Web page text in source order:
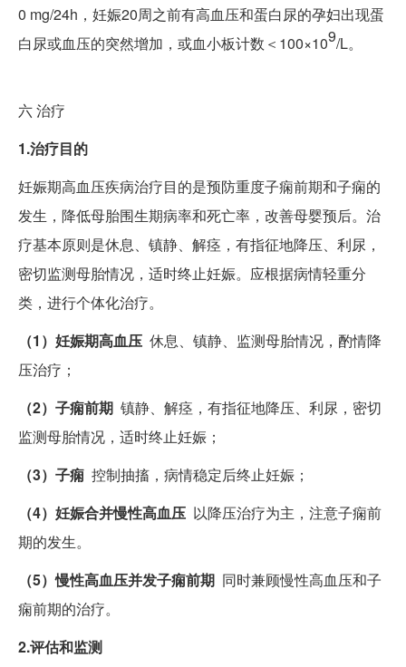
0 mg/24h，妊娠20周之前有高血压和蛋白尿的孕妇出现蛋
白尿或血压的突然增加，或血小板计数＜100×109/L。
六治疗
1.治疗目的
妊娠期高血压疾病治疗目的是预防重度子痫前期和子痫的
发生，降低母胎围生期病率和死亡率，改善母婴预后。治
疗基本原则是休息、镇静、解痉，有指征地降压、利尿，
密切监测母胎情况，适时终止妊娠。应根据病情轻重分
类，进行个体化治疗。
（1）妊娠期高血压 休息、镇静、监测母胎情况，酌情降
压治疗；
（2）子痫前期 镇静、解痉，有指征地降压、利尿，密切
监测母胎情况，适时终止妊娠；
（3）子痫 控制抽搐，病情稳定后终止妊娠；
（4）妊娠合并慢性高血压 以降压治疗为主，注意子痫前
期的发生。
（5）慢性高血压并发子痫前期 同时兼顾慢性高血压和子
痫前期的治疗。
2.评估和监测